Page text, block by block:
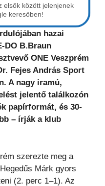
elsők között jelenjenek
keresőben!
hazai
DO B.Braun
ONE Veszprém
Fejes András Sport
A nagy iramú,
jelentő találkozón
papírformát, és 30-
– írják a klub
szerezte meg a
Márk gyors
(2. perc 1–1). Az